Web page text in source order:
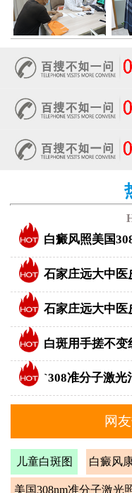
石家庄远大中医
石家庄远大中医
网
儿童白斑图 白癜风
美国308nm准分子激光